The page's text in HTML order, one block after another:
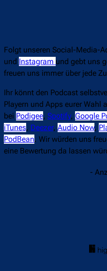
Folgt unseren Social-Media-
und Instagram und gebt uns
freuen uns immer über jede
Ihr könnt den Podcast
Playern und Apps eurer Wahl
bei Podigee, Spotify, Google
iTunes, Deezer, Audio Now,
PodBean. Wir würden uns
eine Bewertung da lassen
-